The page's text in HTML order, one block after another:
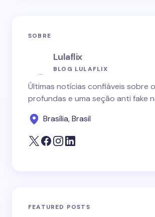
SOBRE
Lulaflix
BLOG LULAFLIX
Últimas notícias confiáveis sobre
profundas e uma seção anti fake
Brasília, Brasil
FEATURED POSTS